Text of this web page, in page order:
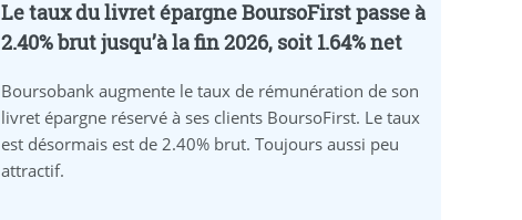
Le taux du livret épargne BoursoFirst passe à
2.40% brut jusqu’à la fin 2026, soit 1.64% net
Boursobank augmente le taux de rémunération de son
livret épargne réservé à ses clients BoursoFirst. Le taux
est désormais est de 2.40% brut. Toujours aussi peu
attractif.